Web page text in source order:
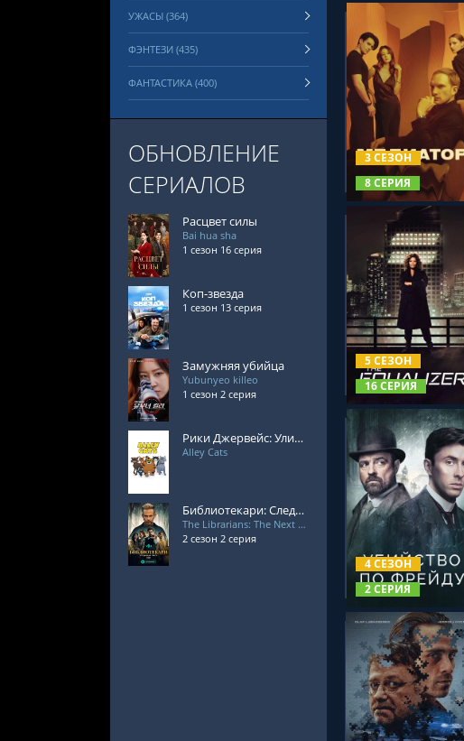
3 СЕЗОН
8 СЕРИЯ
СМОТРЕТЬ ОНЛАЙН
5 СЕЗОН
16 СЕРИЯ
СМОТРЕТЬ ОНЛАЙН
4 СЕЗОН
2 СЕРИЯ
СМОТРЕТЬ ОНЛАЙН
СМОТРЕТЬ ОНЛАЙН
УЖАСЫ (364)
ФЭНТЕЗИ (435)
ФАНТАСТИКА (400)
ОБНОВЛЕНИЕ
СЕРИАЛОВ
Расцвет силы
Bai hua sha
1 сезон 16 серия
Коп-звезда
1 сезон 13 серия
Замужняя убийца
Yubunyeo killeo
1 сезон 2 серия
Рики Джервейс: Уличные коты
Alley Cats
Библиотекари: Следующая глава 2 сезон
The Librarians: The Next Chapter
2 сезон 2 серия